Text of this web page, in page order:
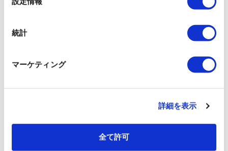
統計
マーケティング
詳細を表示
全て許可
K-
D
Google 永続
永続